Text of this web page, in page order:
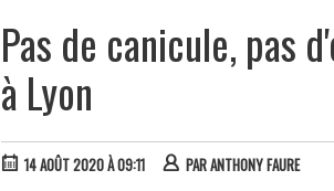
Pas de canicule, pas
à Lyon
14 AOÛT 2020 À 09:11 PARANTHONY FAURE